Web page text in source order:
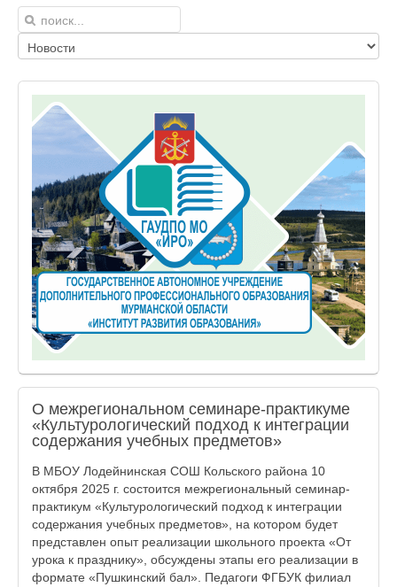
О межрегиональном семинаре-практикуме
«Культурологический подход к интеграции
содержания учебных предметов»
В МБОУ Лодейнинская СОШ Кольского района 10
октября 2025 г. состоится межрегиональный семинар-
практикум «Культурологический подход к интеграции
содержания учебных предметов», на котором будет
представлен опыт реализации школьного проекта «От
урока к празднику», обсуждены этапы его реализации в
формате «Пушкинский бал». Педагоги ФГБУК филиал